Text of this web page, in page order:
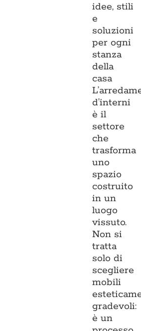
idee, stili
e
soluzioni
per ogni
stanza
della
casa
d’interni
è il
settore
che
trasforma
uno
spazio
costruito
in un
luogo
vissuto.
Non si
tratta
solo di
scegliere
mobili
gradevoli:
è un